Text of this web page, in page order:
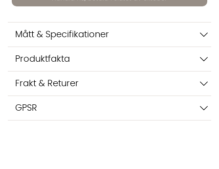
Mått & Specifikationer
Produktfakta
Frakt & Returer
GPSR
Starta chatten